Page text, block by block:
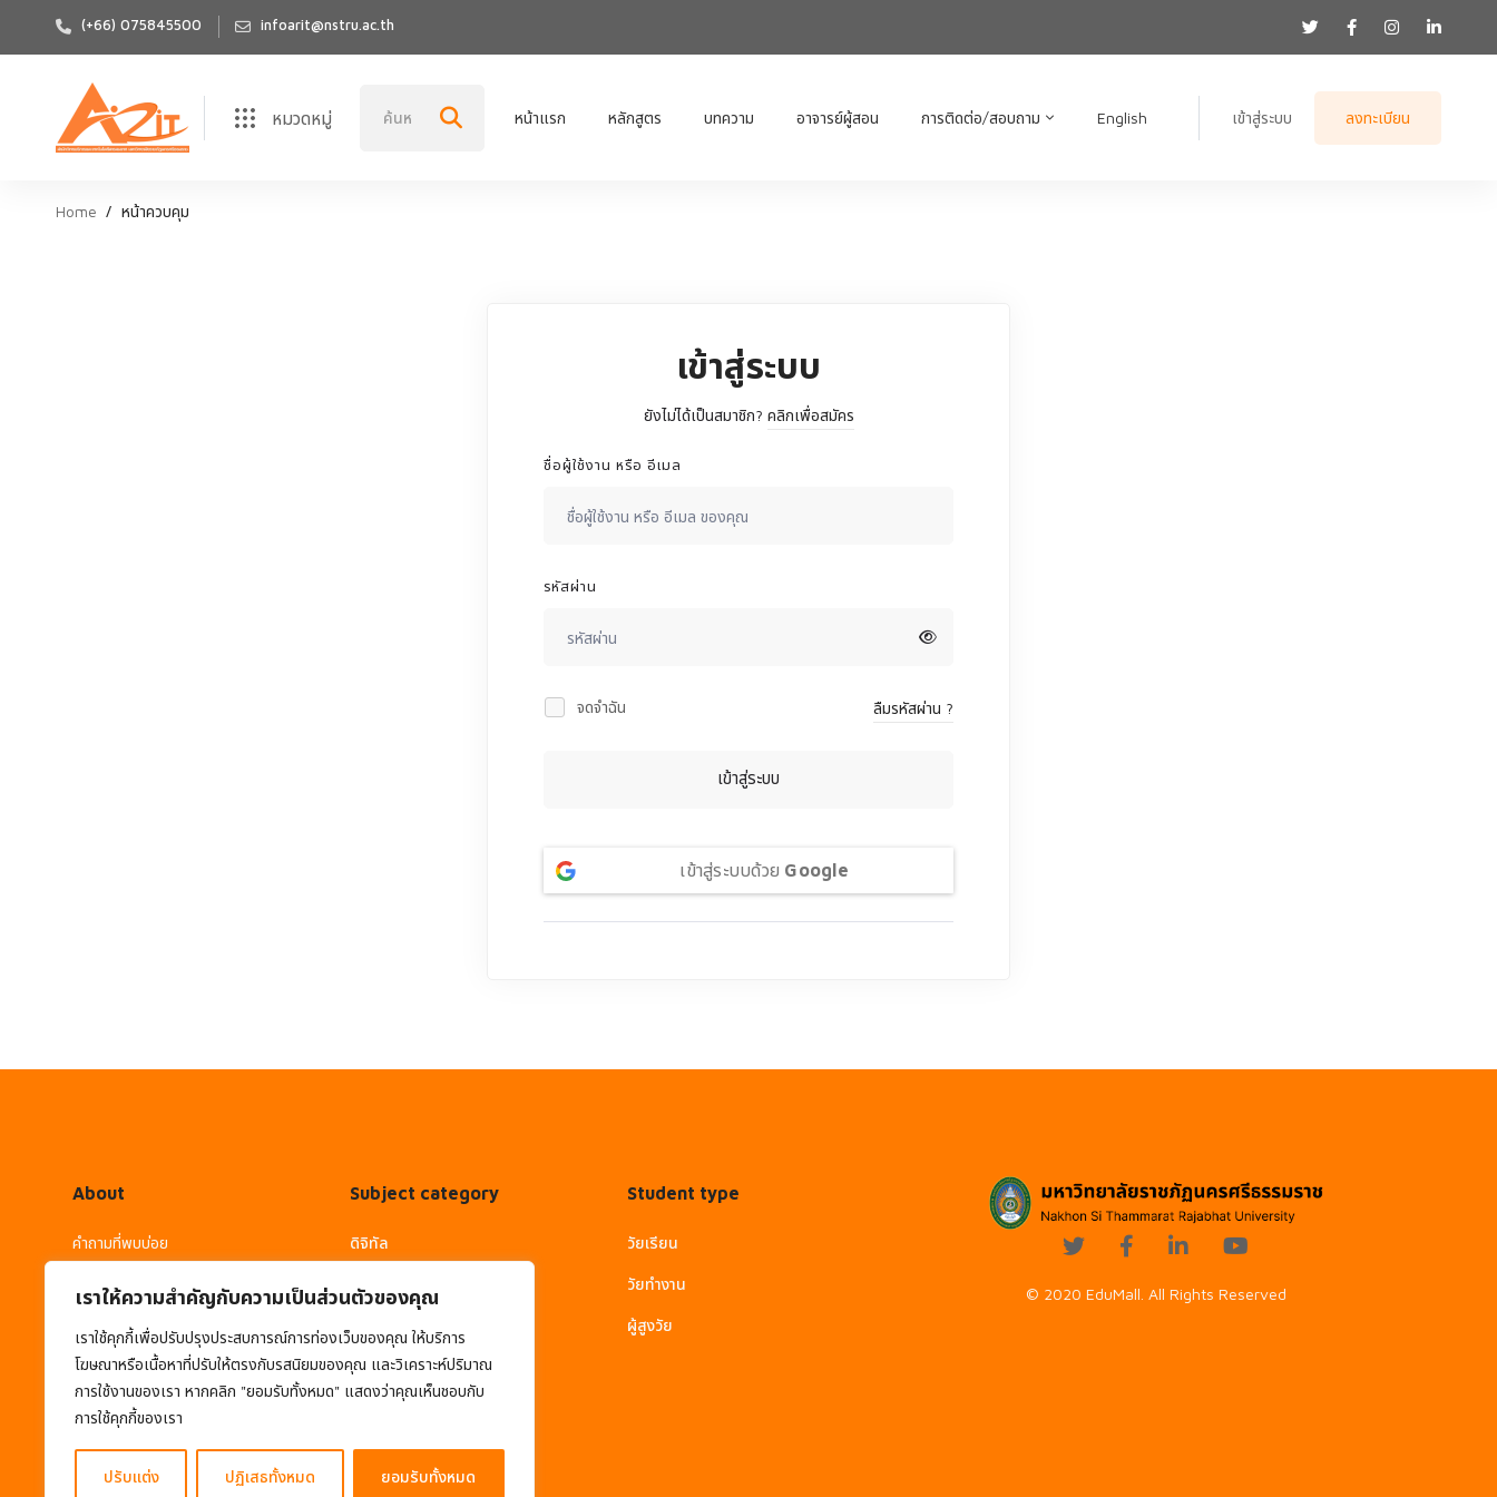
เราให้ความสำคัญกับความเป็นส่วนตัวของคุณ
เราใช้คุกกี้เพื่อปรับปรุงประสบการณ์การท่องเว็บของคุณ ให้บริการ
โฆษณาหรือเนื้อหาที่ปรับให้ตรงกับรสนิยมของคุณ และวิเคราะห์ปริมาณ
การใช้งานของเรา หากคลิก "ยอมรับทั้งหมด" แสดงว่าคุณเห็นชอบกับ
การใช้คุกกี้ของเรา
ปรับแต่ง ปฏิเสธทั้งหมด ยอมรับทั้งหมด
(+66) 075845500 infoarit@nstru.ac.th
หมวดหมู่ หน้าแรก หลักสูตร บทความ อาจารย์ผู้สอน การติดต่อ/สอบถาม English เข้าสู่ระบบ ลงทะเบียน
Home หน้าควบคุม
เข้าสู่ระบบ
ยังไม่ได้เป็นสมาชิก? คลิกเพื่อสมัคร
ชื่อผู้ใช้งาน หรือ อีเมล
รหัสผ่าน
จดจำฉัน ลืมรหัสผ่าน ?
เข้าสู่ระบบ
เข้าสู่ระบบด้วย Google
About
คำถามที่พบบ่อย
การใช้งาน
- คู่มือการใช้งาน
- การขอรับใบ Certificate
นโยบายความเป็นส่วนตัว
นโยบายคุกกี้
Subject category
ดิจิทัล
ภาษาต่างประเทศ
Student type
วัยเรียน
วัยทำงาน
ผู้สูงวัย
© 2020 EduMall. All Rights Reserved